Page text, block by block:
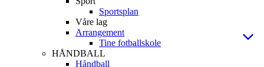
Sportsplan
Våre lag
Arrangement
Tine fotballskole
HÅNDBALL
Håndball